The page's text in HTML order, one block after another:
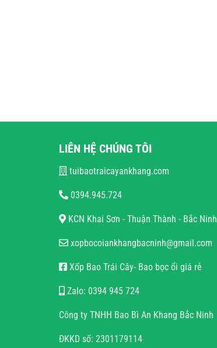
LIÊN HỆ CHÚNG TÔI
tuibaotraicayankhang.com
0394.945.724
KCN Khai Sơn - Thuận Thành - Bắc Ninh
xopbocoiankhangbacninh@gmail.com
Xốp Bao Trái Cây- Bao bọc ổi giá rẻ
Zalo: 0394 945 724
Công ty TNHH Bao Bì An Khang Bắc Ninh
ĐKKD số: 2301179114